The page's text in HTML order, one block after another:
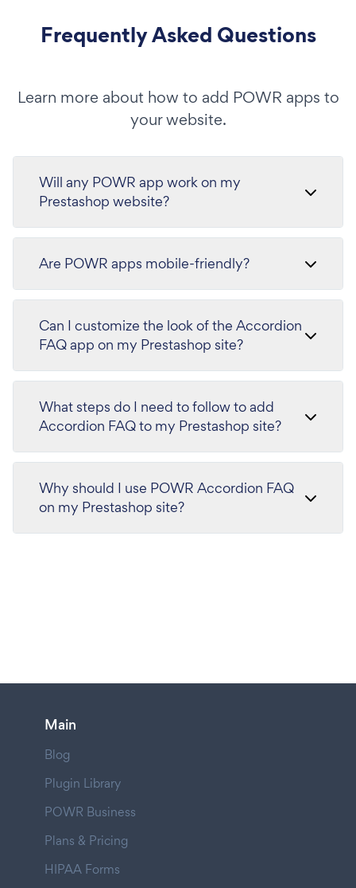
Frequently Asked Questions
Learn more about how to add POWR apps to
your website.
Will any POWR app work on my
Prestashop website?
Are POWR apps mobile-friendly?
Can I customize the look of the Accordion
FAQ app on my Prestashop site?
What steps do I need to follow to add
Accordion FAQ to my Prestashop site?
Why should I use POWR Accordion FAQ
on my Prestashop site?
Main
Blog
Plugin Library
POWR Business
Plans & Pricing
HIPAA Forms